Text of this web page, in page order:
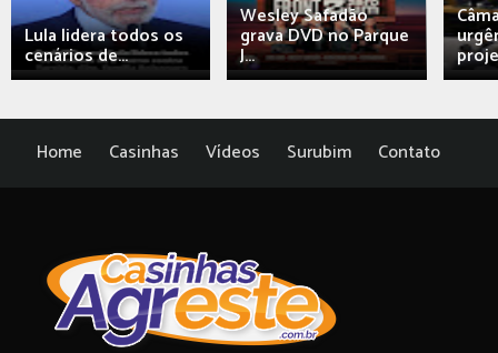
Lula lidera todos os
cenários de...
Wesley Safadão
grava DVD no Parque
J...
Home Casinhas Vídeos Surubim Contato